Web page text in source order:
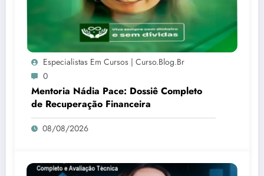
Especialistas Em Cursos | Curso.blog.br
0
Mentoria Nádia Pace: Dossiê Completo
de Recuperação Financeira
08/08/2026